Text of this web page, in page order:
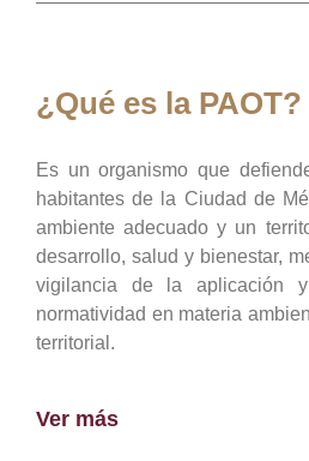
¿Qué es la PAOT?
Es un organismo que
habitantes de la Ciudad de
ambiente adecuado y un
desarrollo, salud y bienestar,
vigilancia de la aplicación
normatividad en materia
territorial.
Ver más